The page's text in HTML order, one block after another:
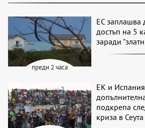
преди 2 часа
ЕС заплашва
достъп на 5
заради
ЕК и
подкрепа
криза в Сеута